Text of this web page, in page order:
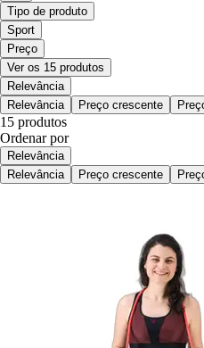
Tipo de produto
Sport
Preço
Ver os 15 produtos
Relevância
Relevância
Preço crescente
15 produtos
Ordenar por
Relevância
Relevância
Preço crescente